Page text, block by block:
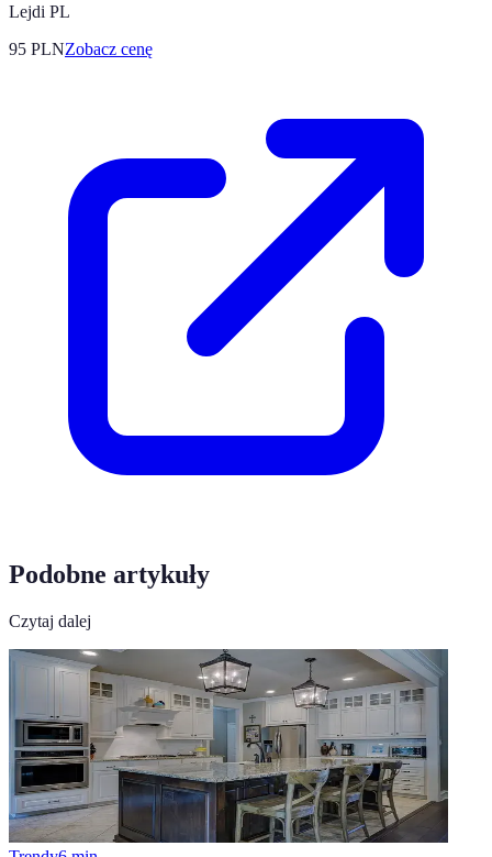
Lejdi PL
95 PLNZobacz cenę
Podobne artykuły
Czytaj dalej